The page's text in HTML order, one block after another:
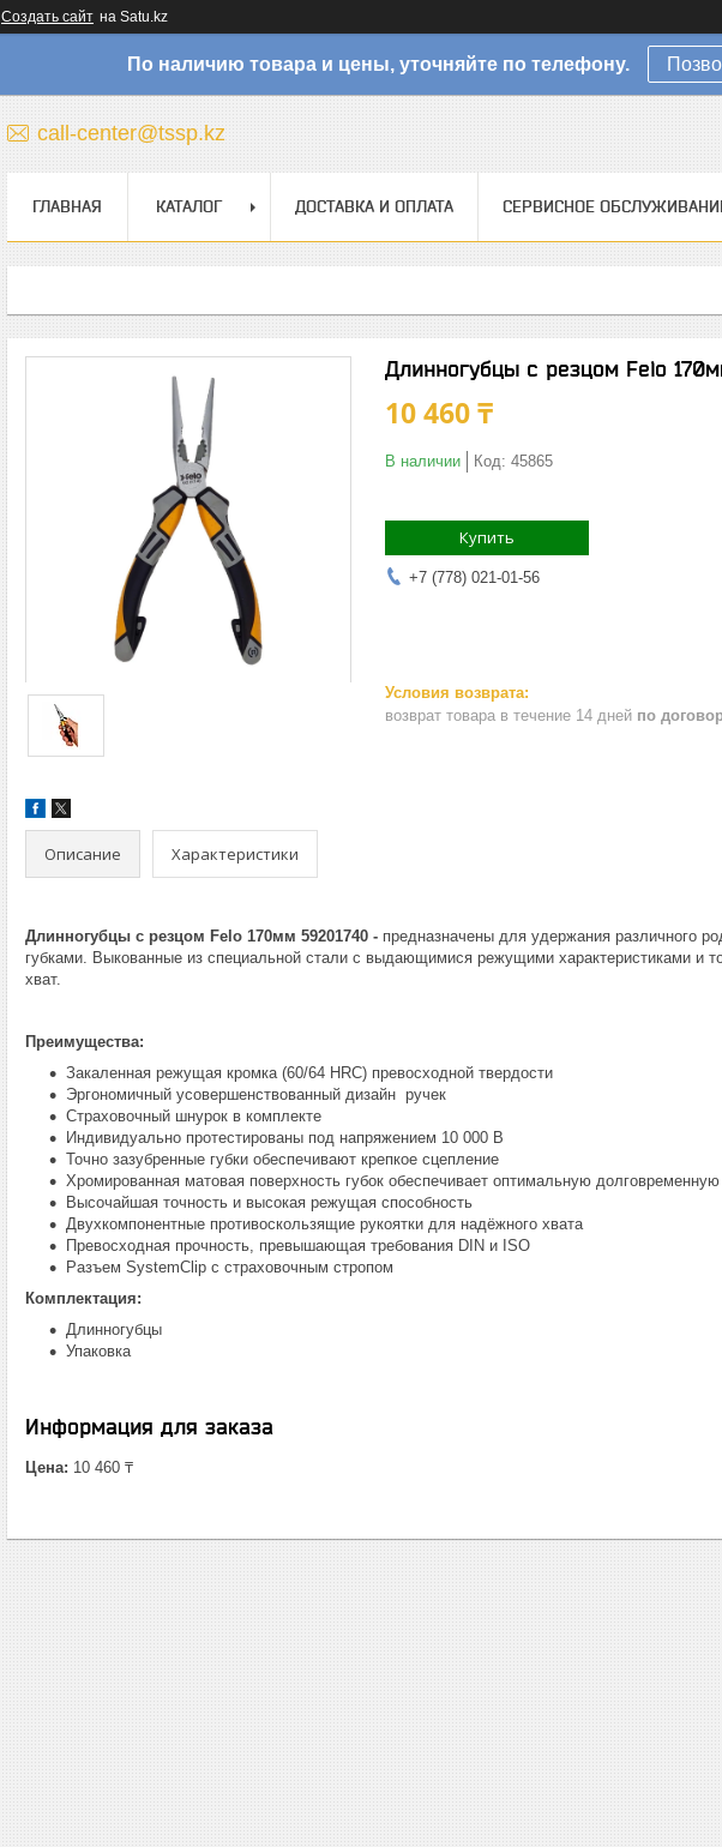
Создать сайт на Satu.kz
По наличию товара и цены, уточняйте по телефону.
call-center@tssp.kz
ГЛАВНАЯ КАТАЛОГ ДОСТАВКА И ОПЛАТА СЕРВИСНОЕ
Длинногубцы с резцом Felo
10 460 ₸
В наличии Код: 45865
Купить
+7 (778) 021-01-56
возврат товара в течение 14 дней по
Описание Характеристики
Длинногубцы с резцом Felo 170мм 59201740 - предназначены для удержания различного
губками. Выкованные из специальной стали с выдающимися режущими характеристиками и
хват.
Преимущества:
Закаленная режущая кромка (60/64 HRC) превосходной твердости
Эргономичный усовершенствованный дизайн ручек
Страховочный шнурок в комплекте
Индивидуально протестированы под напряжением 10 000 В
Точно зазубренные губки обеспечивают крепкое сцепление
Хромированная матовая поверхность губок обеспечивает оптимальную
Высочайшая точность и высокая режущая способность
Двухкомпонентные противоскользящие рукоятки для надёжного хвата
Превосходная прочность, превышающая требования DIN и ISO
Разъем SystemClip с страховочным стропом
Комплектация:
Длинногубцы
Упаковка
Информация для заказа
Цена: 10 460 ₸